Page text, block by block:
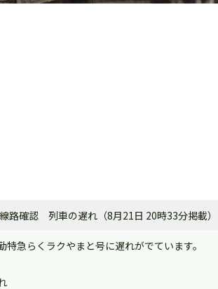
路確認 列車の遅れ（8月21日 20時33分掲載）
急らくラクやまと号に遅れがでています。